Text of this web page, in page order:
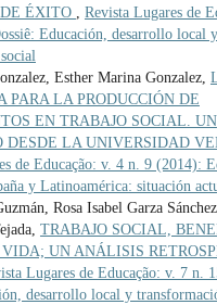
ÉXITO , Revista Lugares de
Educación, desarrollo local y
Esther Marina Gonzalez,
PARA LA PRODUCCIÓN DE
EN TRABAJO SOCIAL. UN
DESDE LA UNIVERSIDAD
de Educação: v. 4 n. 9 (2014):
y Latinoamérica: situación
Rosa Isabel Garza
TRABAJO SOCIAL,
UN ANÁLISIS
Lugares de Educação: v. 7 n.
desarrollo local y